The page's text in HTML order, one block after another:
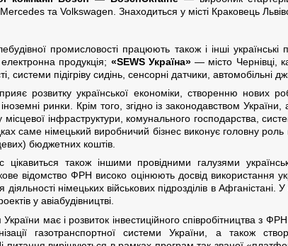
та Volkswagen. Знаходиться у місті Краковець
промисловості працюють також і інші українські
продукція; «SEWS Україна»— місто Чернівці,
системи підігріву сидінь, сенсорні датчики, автомобільні
розвитку української економіки, створенню нових
ринки. Крім того, згідно із законодавством
місцевої інфраструктури, комунального господарства,
саме німецький виробничий бізнес виконує головну
бюджетних коштів.
також іншими провідними галузями
відомство ФРН високо оцінюють досвід використання
діяльності німецьких військових підрозділів в
у авіабудівництві.
має і розвиток інвестиційного співробітництва з
газотранспортної системи України, а також